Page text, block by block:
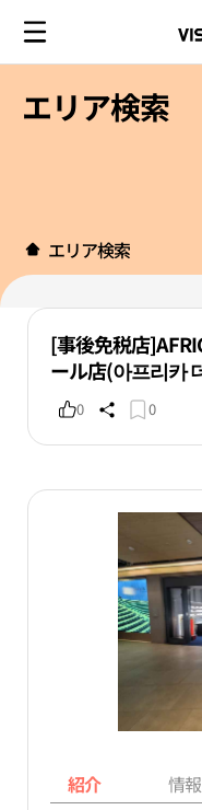
エリア検索
エリア検索
[事後免税店
ール店(아프리카
0 0
紹介 情報